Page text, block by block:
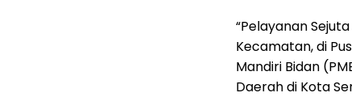
“Pelayanan
Kecamatan, di
Mandiri Bidan
Daerah di Kota